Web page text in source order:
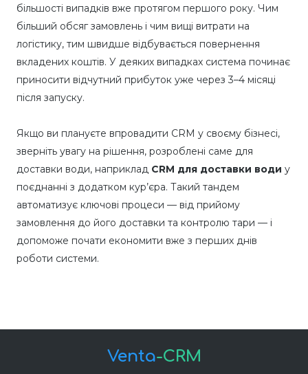
більшості випадків вже протягом першого року. Чим
більший обсяг замовлень і чим вищі витрати на
логістику, тим швидше відбувається повернення
вкладених коштів. У деяких випадках система починає
приносити відчутний прибуток уже через 3–4 місяці
після запуску.
Якщо ви плануєте впровадити CRM у своєму бізнесі,
зверніть увагу на рішення, розроблені саме для
доставки води, наприклад CRM для доставки води у
поєднанні з додатком кур’єра. Такий тандем
автоматизує ключові процеси — від прийому
замовлення до його доставки та контролю тари — і
допоможе почати економити вже з перших днів
роботи системи.
Venta-CRM